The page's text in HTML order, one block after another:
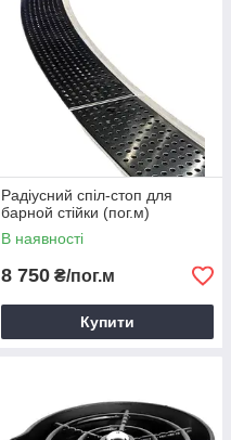
Радіусний спіл-стоп для
барной стійки (пог.м)
В наявності
8 750 ₴/пог.м
Купити